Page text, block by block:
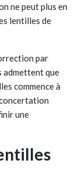
ne peut plus en
lentilles de
par
admettent que
commence à
concertation
une